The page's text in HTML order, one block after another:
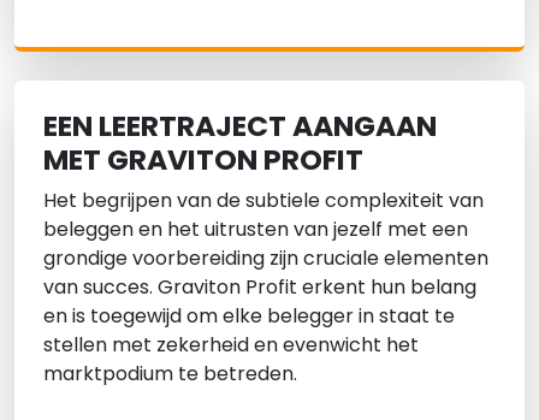
EEN LEERTRAJECT AANGAAN
MET GRAVITON PROFIT
Het begrijpen van de subtiele complexiteit van
beleggen en het uitrusten van jezelf met een
grondige voorbereiding zijn cruciale elementen
van succes. Graviton Profit erkent hun belang
en is toegewijd om elke belegger in staat te
stellen met zekerheid en evenwicht het
marktpodium te betreden.